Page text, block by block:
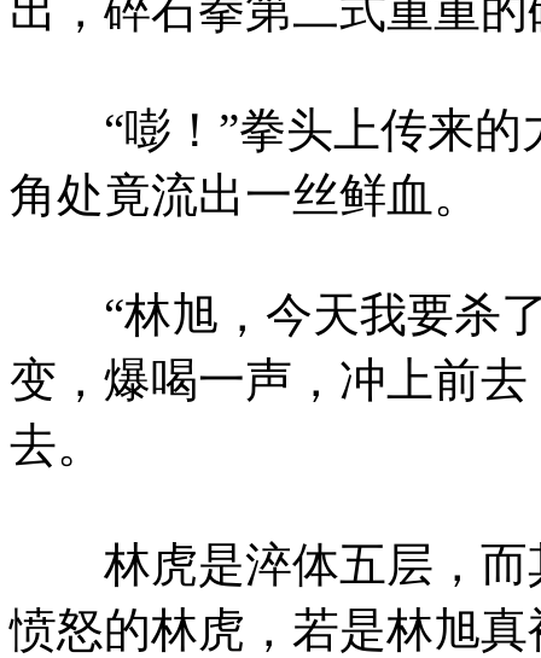
出，碎石拳第二式重重
“嘭！”拳头上传来的
角处竟流出一丝鲜血。
“林旭，今天我要杀了
变，爆喝一声，冲上前
去。
林虎是淬体五层，而
愤怒的林虎，若是林旭